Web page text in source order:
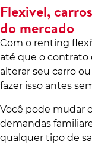
Flexivel,
do mercado
Com o renting
até que o contrato
alterar seu carro
fazer isso antes
Você pode mudar
demandas
qualquer tipo de